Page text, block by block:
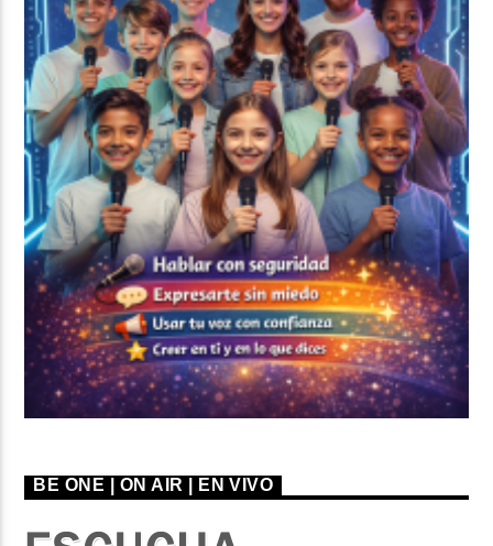
BE ONE | ON AIR | EN VIVO